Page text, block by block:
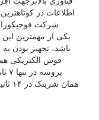
اطلاعات در
باشد، تجهیز بودن
قوس الکتریکی